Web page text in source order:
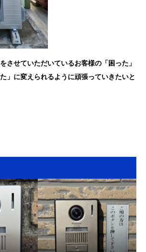
させていただいているお客様の「困った」
」に変えられるように頑張っていきたいと